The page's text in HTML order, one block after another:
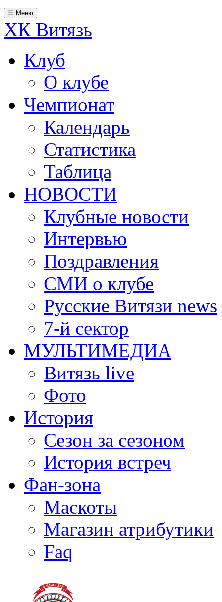
☰ Меню
ХК Витязь
Клуб
О клубе
Чемпионат
Календарь
Статистика
Таблица
НОВОСТИ
Клубные новости
Интервью
Поздравления
СМИ о клубе
Русские Витязи news
7-й сектор
МУЛЬТИМЕДИА
Витязь live
Фото
История
Сезон за сезоном
История встреч
Фан-зона
Маскоты
Магазин атрибутики
Faq